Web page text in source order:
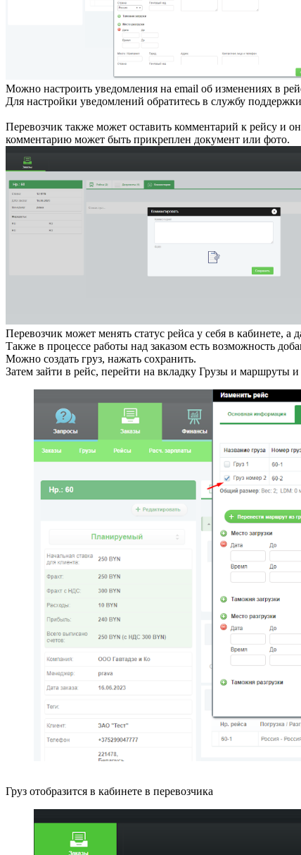
Можно настроить уведомления на email об изменениях в
Для настройки уведомлений обратитесь в службу поддержки
Перевозчик также может оставить комментарий к рейсу и
комментарию может быть прикреплен документ или фото.
Перевозчик может менять статус рейса у себя в кабинете,
Также в процессе работы над заказом есть возможность
Можно создать груз, нажать сохранить.
Затем зайти в рейс, перейти на вкладку Грузы и маршруты
Груз отобразится в кабинете в перевозчика